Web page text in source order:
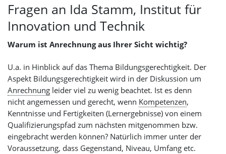
Fragen an Ida Stamm, Institut für
Innovation und Technik
Warum ist Anrechnung aus Ihrer Sicht wichtig?
U.a. in Hinblick auf das Thema Bildungsgerechtigkeit. Der
Aspekt Bildungsgerechtigkeit wird in der Diskussion um
Anrechnung leider viel zu wenig beachtet. Ist es denn
nicht angemessen und gerecht, wenn Kompetenzen,
Kenntnisse und Fertigkeiten (Lernergebnisse) von einem
Qualifizierungspfad zum nächsten mitgenommen bzw.
eingebracht werden können? Natürlich immer unter der
Voraussetzung, dass Gegenstand, Niveau, Umfang etc.